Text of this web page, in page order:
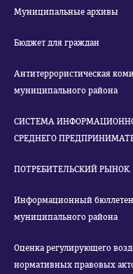
Муниципальные архивы
Бюджет для граждан
Антитеррористическая
муниципального района
СИСТЕМА
СРЕДНЕГО
ПОТРЕБИТЕЛЬСКИЙ
Информационный
муниципального района
Оценка регулирующего
нормативных правовых